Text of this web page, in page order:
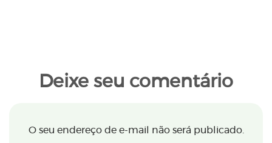
Deixe seu comentário
O seu endereço de e-mail não será publicado.